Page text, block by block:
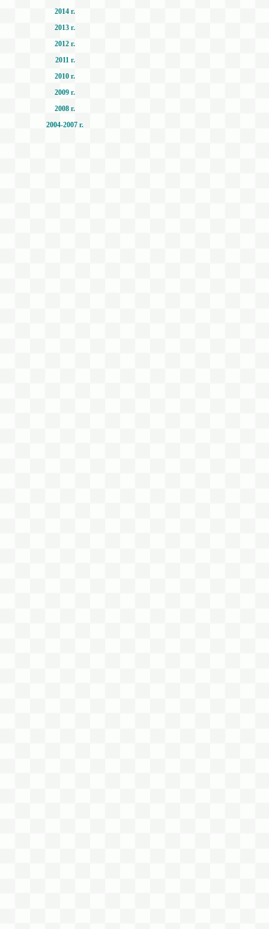
2014 г.
2013 г.
2012 г.
2011 г.
2010 г.
2009 г.
2008 г.
2004-2007 г.